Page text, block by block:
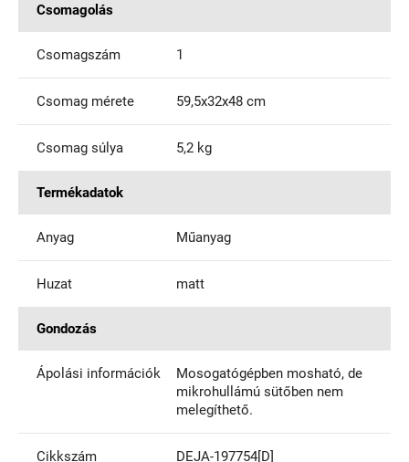
Csomagolás
Csomagszám 1
Csomag mérete 59,5x32x48 cm
Csomag súlya 5,2 kg
Termékadatok
Anyag Műanyag
Huzat matt
Gondozás
Ápolási információk
Mosogatógépben mosható, de
mikrohullámú sütőben nem
melegíthető.
Cikkszám DEJA-197754[D]